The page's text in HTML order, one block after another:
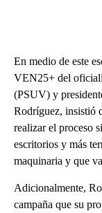
En medio de este
VEN25+ del
(PSUV) y
Rodríguez, insistió
realizar el proceso
escritorios y más
maquinaria y que
Adicionalmente,
campaña que su